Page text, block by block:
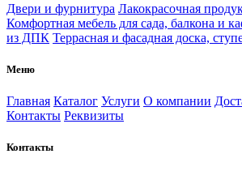
Двери и фурнитура Лакокрасочная
Комфортная мебель для сада, балкона и
из ДПК Террасная и фасадная доска,
Меню
Главная Каталог Услуги О компании
Контакты Реквизиты
Контакты